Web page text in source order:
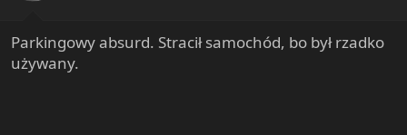
Parkingowy absurd. Stracił samochód, bo był rzadko
używany.